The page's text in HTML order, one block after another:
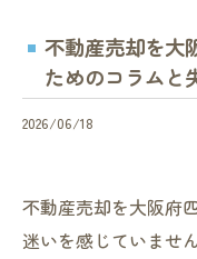
不動産売却を大
ためのコラムと
2026/06/18
不動産売却を大阪府
迷いを感じていませ